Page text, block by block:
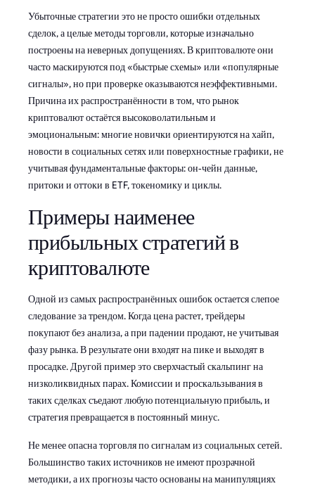
Убыточные стратегии это не просто ошибки отдельных
сделок, а целые методы торговли, которые изначально
построены на неверных допущениях. В криптовалюте они
часто маскируются под «быстрые схемы» или «популярные
сигналы», но при проверке оказываются неэффективными.
Причина их распространённости в том, что рынок
криптовалют остаётся высоковолатильным и
эмоциональным: многие новички ориентируются на хайп,
новости в социальных сетях или поверхностные графики, не
учитывая фундаментальные факторы: он‑чейн данные,
притоки и оттоки в ETF, токеномику и циклы.
Примеры наименее
прибыльных стратегий в
криптовалюте
Одной из самых распространённых ошибок остается слепое
следование за трендом. Когда цена растет, трейдеры
покупают без анализа, а при падении продают, не учитывая
фазу рынка. В результате они входят на пике и выходят в
просадке. Другой пример это сверхчастый скальпинг на
низколиквидных парах. Комиссии и проскальзывания в
таких сделках съедают любую потенциальную прибыль, и
стратегия превращается в постоянный минус.
Не менее опасна торговля по сигналам из социальных сетей.
Большинство таких источников не имеют прозрачной
методики, а их прогнозы часто основаны на манипуляциях